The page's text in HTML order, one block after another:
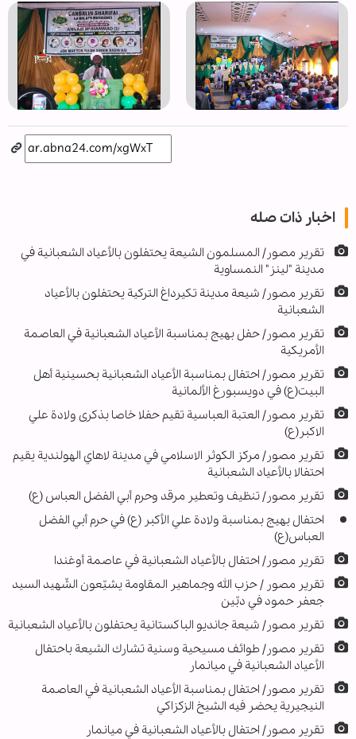
اخبار ذات صله
تقرير مصور/ المسلمون الشيعة يحتفلون بالأعياد الشعبانية في
مدينة "لينز" النمساوية
تقرير مصور/ شيعة مدينة تكيرداغ التركية يحتفلون بالأعياد
الشعبانية
تقرير مصور/ حفل بهيج بمناسبة الأعياد الشعبانية في العاصمة
الأمريكية
تقرير مصور/ احتفال بمناسبة الأعياد الشعبانية بحسينية أهل
البيت(ع) في دويسبورغ الألمانية
تقرير مصور/ العتبة العباسية تقيم حفلا خاصا بذكرى ولادة علي
الاكبر(ع)
تقرير مصور/ مركز الكوثر الاسلامي في مدينة لاهاي الهولندية يقيم
احتفالا بالأعياد الشعبانية
تقرير مصور/ تنظيف وتعطير مرقد وحرم أبي الفضل العباس (ع)
احتفال بهيج بمناسبة ولادة علي الأكبر (ع) في حرم أبي الفضل
العباس(ع)
تقرير مصور/ احتفال بالأعياد الشعبانية في عاصمة أوغندا
تقرير مصور / حزب الله وجماهير المقاومة يشيّعون الشّهيد السيد
جعفر حمود في دبّين
تقرير مصور/ شيعة جانديو الباكستانية يحتفلون بالأعياد الشعبانية
تقرير مصور/ طوائف مسيحية وسنية تشارك الشيعة باحتفال
الأعياد الشعبانية في ميانمار
تقرير مصور/ احتفال بمناسبة الأعياد الشعبانية في العاصمة
النيجيرية يحضر فيه الشيخ الزكزاكي
تقرير مصور/ احتفال بالأعياد الشعبانية في ميانمار